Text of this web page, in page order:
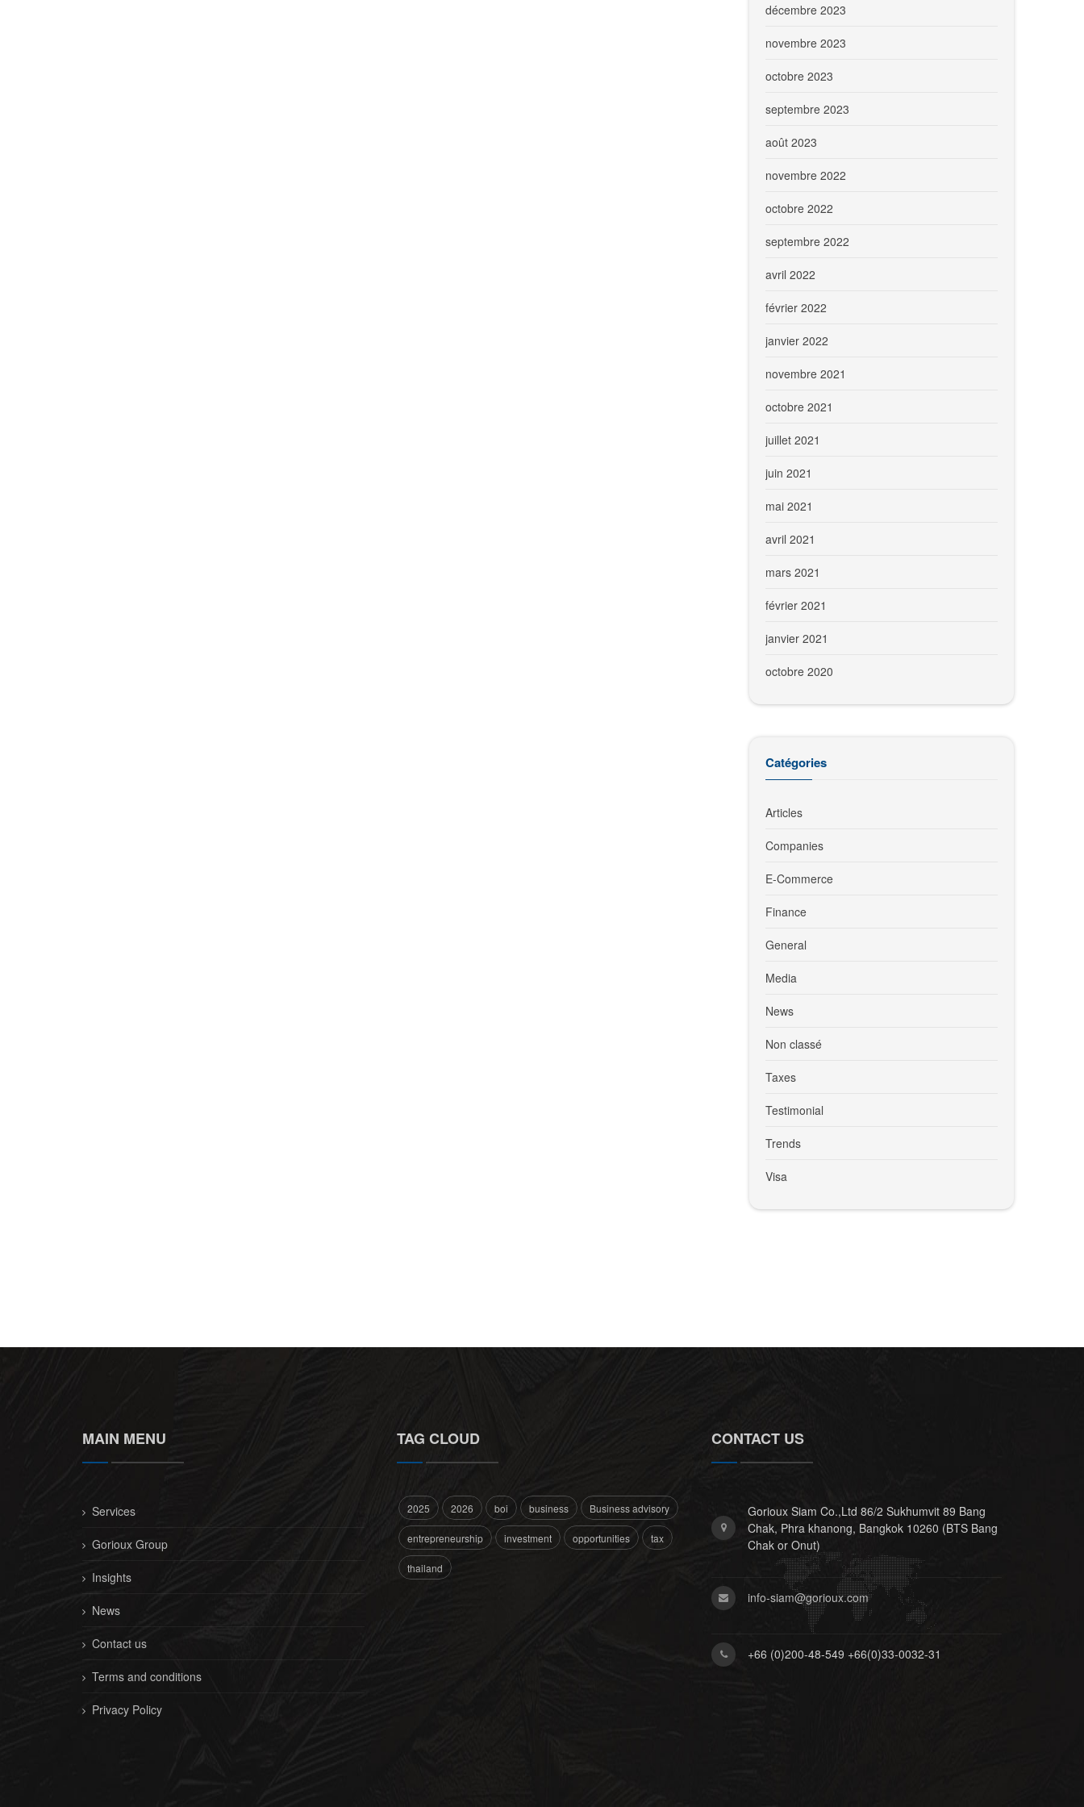
décembre 2023
novembre 2023
octobre 2023
septembre 2023
août 2023
novembre 2022
octobre 2022
septembre 2022
avril 2022
février 2022
janvier 2022
novembre 2021
octobre 2021
juillet 2021
juin 2021
mai 2021
avril 2021
mars 2021
février 2021
janvier 2021
octobre 2020
Catégories
Articles
Companies
E-Commerce
Finance
General
Media
News
Non classé
Taxes
Testimonial
Trends
Visa
MAIN MENU
Services
Gorioux Group
Insights
News
Contact us
Terms and conditions
Privacy Policy
TAG CLOUD
2025 2026 boi business Business advisory
entrepreneurship investment opportunities tax
thailand
CONTACT US
Gorioux Siam Co.,Ltd 86/2 Sukhumvit 89 Bang
Chak, Phra khanong, Bangkok 10260 (BTS Bang
Chak or Onut)
info-siam@gorioux.com
+66 (0)200-48-549 +66(0)33-0032-31